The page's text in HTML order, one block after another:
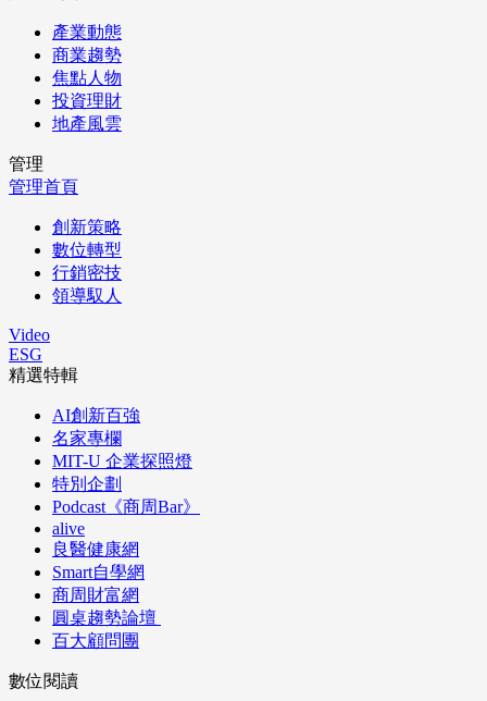
產業動態
商業趨勢
焦點人物
投資理財
地產風雲
管理
管理首頁
創新策略
數位轉型
行銷密技
領導馭人
Video
ESG
精選特輯
AI創新百強
名家專欄
MIT-U 企業探照燈
特別企劃
Podcast《商周Bar》
alive
良醫健康網
Smart自學網
商周財富網
圓桌趨勢論壇
百大顧問團
數位閱讀